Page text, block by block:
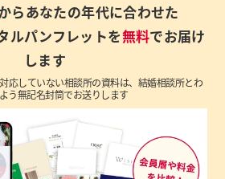
らあなたの年代に合わせた
ルパンフレットを無料でお届け
します
応していない相談所の資料は、結婚相談所とわ
う無記名封筒でお送りします